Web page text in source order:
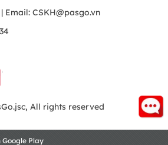
Email: CSKH@pasgo.vn
All rights reserved
Google Play